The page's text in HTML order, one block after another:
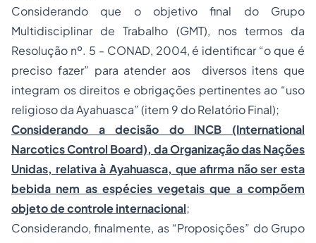
Considerando que o objetivo final do Grupo
Multidisciplinar de Trabalho (GMT), nos termos da
Resolução nº. 5 - CONAD, 2004, é identificar “o que é
preciso fazer” para atender aos diversos itens que
integram os direitos e obrigações pertinentes ao “uso
religioso da Ayahuasca” (item 9 do Relatório Final);
Considerando a decisão do INCB (International
Narcotics Control Board), da Organização das Nações
Unidas, relativa à Ayahuasca, que afirma não ser esta
bebida nem as espécies vegetais que a compõem
objeto de controle internacional;
Considerando, finalmente, as “Proposições” do Grupo